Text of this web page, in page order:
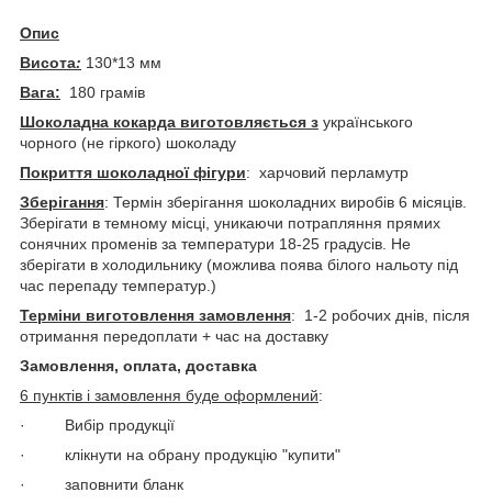
Опис
Висота: 130*13 мм
Вага:
180 грамів
Шоколадна кокарда виготовляється з українського
чорного (не гіркого) шоколаду
Покриття шоколадної фігури: харчовий перламутр
Зберігання: Термін зберігання шоколадних виробів 6 місяців.
Зберігати в темному місці, уникаючи потрапляння прямих
сонячних променів за температури 18-25 градусів. Не
зберігати в холодильнику (можлива поява білого нальоту під
час перепаду температур.)
Терміни виготовлення замовлення: 1-2 робочих днів, після
отримання передоплати + час на доставку
Замовлення, оплата, доставка
6 пунктів і замовлення буде оформлений:
· Вибір продукції
· клікнути на обрану продукцію "купити"
· заповнити бланк